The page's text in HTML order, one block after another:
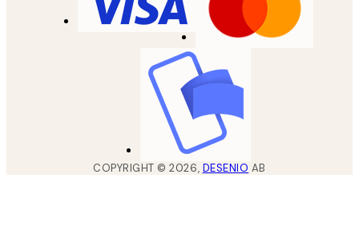
COPYRIGHT ©2026, DESENIO AB